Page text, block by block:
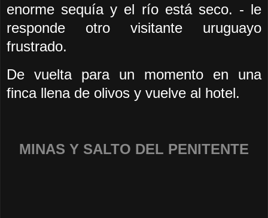
enorme sequía y el río está seco. - le
responde otro visitante uruguayo
frustrado.
De vuelta para un momento en una
finca llena de olivos y vuelve al hotel.
MINAS Y SALTO DEL PENITENTE